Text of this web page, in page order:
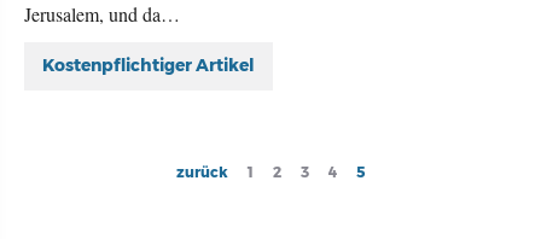
Jerusalem, und da…
Kostenpflichtiger Artikel
Seitennummerierung
Previous
zurück Page
1 Page
2 Page
3 Page
4
Current
5